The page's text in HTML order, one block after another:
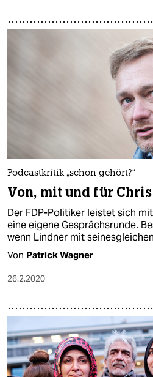
Podcastkritik „schon gehört?“
Von, mit und für
Der FDP-Politiker leistet sich mit
eine eigene Gesprächsrunde.
wenn Lindner mit
Von Patrick Wagner
26.2.2020